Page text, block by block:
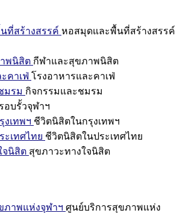
ที่สร้างสรรค์ หอสมุดและพื้นที่สร้างสรรค์
พนิสิต กีฬาและสุขภาพนิสิต
คาเฟ่ โรงอาหารและคาเฟ่
มรม กิจกรรมและชมรม
รอบรั้วจุฬาฯ
งเทพฯ ชีวิตนิสิตในกรุงเทพฯ
ะเทศไทย ชีวิตนิสิตในประเทศไทย
จนิสิต สุขภาวะทางใจนิสิต
ภาพแห่งจุฬาฯ ศูนย์บริการสุขภาพแห่ง